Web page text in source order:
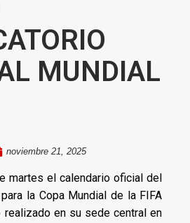
MUNDIAL
noviembre 21, 2025
martes el calendario oficial del
la Copa Mundial de la FIFA
en su sede central en